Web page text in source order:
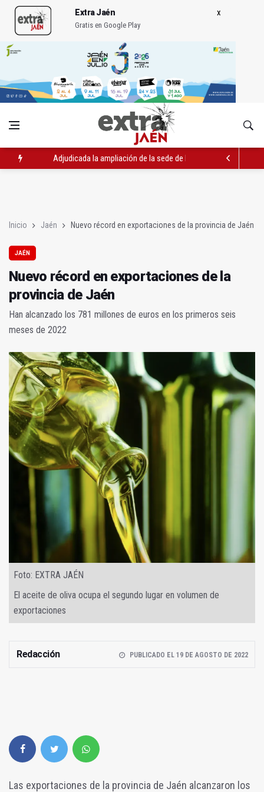
Extra Jaén
Gratis en Google Play
Adjudicada la ampliación de la sede de la Junta en la avenida
Inicio Jaén Nuevo récord en exportaciones de la provincia de Jaén
JAÉN
Nuevo récord en exportaciones de la
provincia de Jaén
Han alcanzado los 781 millones de euros en los primeros seis
meses de 2022
Foto: EXTRA JAÉN
El aceite de oliva ocupa el segundo lugar en volumen de
exportaciones
Redacción PUBLICADO EL 19 DE AGOSTO DE 2022
Las exportaciones de la provincia de Jaén alcanzaron los